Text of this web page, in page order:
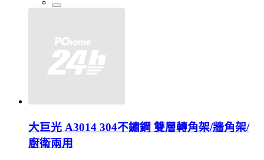
大巨光 A3014 304不鏽鋼 雙層轉角架/牆角架/
廚衛兩用